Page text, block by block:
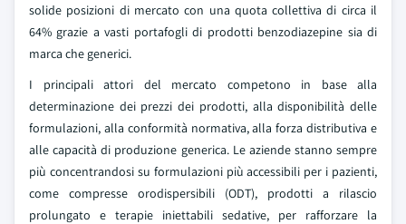
solide posizioni di mercato con una quota collettiva di circa il
64% grazie a vasti portafogli di prodotti benzodiazepine sia di
marca che generici.
I principali attori del mercato competono in base alla
determinazione dei prezzi dei prodotti, alla disponibilità delle
formulazioni, alla conformità normativa, alla forza distributiva e
alle capacità di produzione generica. Le aziende stanno sempre
più concentrandosi su formulazioni più accessibili per i pazienti,
come compresse orodispersibili (ODT), prodotti a rilascio
prolungato e terapie iniettabili sedative, per rafforzare la